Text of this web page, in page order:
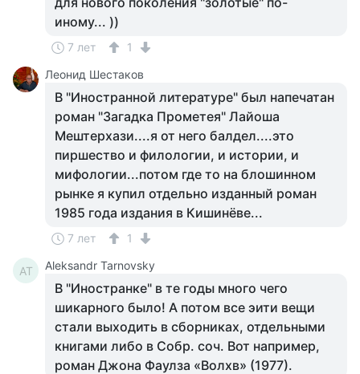
иному... ))
7 лет
1
Леонид Шестаков
В "Иностранной литературе" был напечатан
роман "Загадка Прометея" Лайоша
Мештерхази....я от него балдел....это
пиршество и филологии, и истории, и
мифологии...потом где то на блошинном
рынке я купил отдельно изданный роман
1985 года издания в Кишинёве...
7 лет 1
AT Aleksandr Tarnovsky
В "Иностранке" в те годы много чего
шикарного было! А потом все эити вещи
стали выходить в сборниках, отдельными
книгами либо в Собр. соч. Вот например,
роман Джона Фаулза «Волхв» (1977).